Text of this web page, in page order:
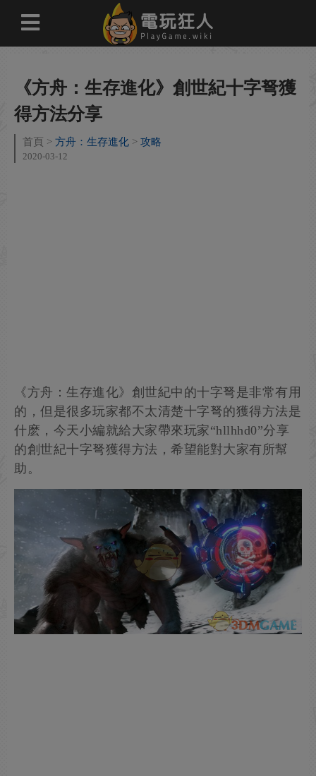
《方舟：生存進化》創世紀十字弩獲
得方法分享
首頁 方舟：生存進化 攻略
2020-03-12
《方舟：生存進化》創世紀中的十字弩是非常有用
的，但是很多玩家都不太清楚十字弩的獲得方法是
什麽，今天小編就給大家帶來玩家“hllhhd0”分享
的創世紀十字弩獲得方法，希望能對大家有所幫
助。